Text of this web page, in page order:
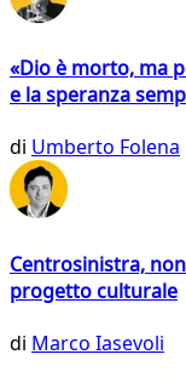
«Dio è morto, ma
e la speranza
di Umberto Folena
Centrosinistra,
progetto culturale
di Marco Iasevoli